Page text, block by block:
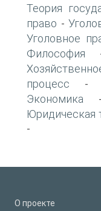
Теория
право -
Уголовное
Философия
процесс -
Экономика
Юридическая
-
О проекте